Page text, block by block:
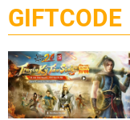
GIFTCODE